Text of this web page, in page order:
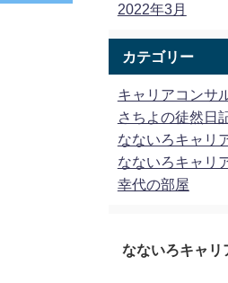
2022年3月
カテゴリー
キャリアコンサ
さちよの徒然日
なないろキャリ
なないろキャリ
幸代の部屋
なないろキャリ